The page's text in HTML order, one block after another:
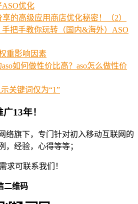
ASO优化
的高级应用商店优化秘密！（2）
把手教你玩转（国内&海外）ASO
重影响因素
如何做性价比高？aso怎么做性价
关键词仅为“1”
13年！
络旗下，专门针对初入移动互联网的
，经验，心得等等；
求可联系我们！
维码